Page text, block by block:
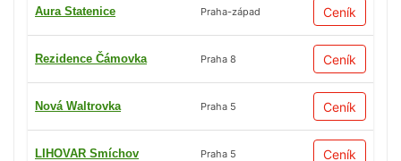
Aura Statenice Praha-západ Ceník
Rezidence Čámovka Praha 8 Ceník
Nová Waltrovka Praha 5 Ceník
LIHOVAR Smíchov Praha 5 Ceník